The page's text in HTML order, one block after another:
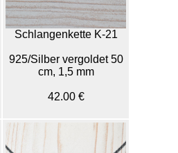
Schlangenkette K-21
925/Silber vergoldet 50
cm, 1,5 mm
42.00 €